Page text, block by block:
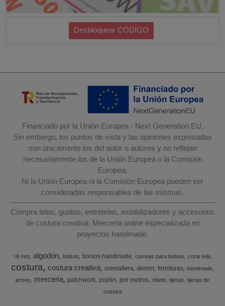
Financiado por la Unión Europea - Next Generation EU.
Sin embargo, los puntos de vista y las opiniones expresadas
son únicamente los del autor o autores y no reflejan
necesariamente los de la Unión Europea o la Comisión
Europea.
Ni la Unión Europea ni la Comisión Europea pueden ser
consideradas responsables de las mismas.
Compra telas, guatas, entretelas, estabilizadores y accesorios
de costura creativa. Mercería online especializada en
proyectos handmade.
18 mm algodón bolsos bolsos handmade correas para bolsos corte tela
costura costura creativa cremallera denim fornituras handmade
jersey merceria patchwork poplin por metros ribete tijeras tijeras de
costura